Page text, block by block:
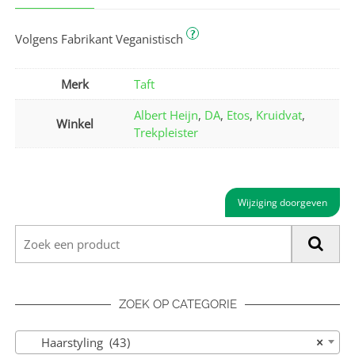
Volgens Fabrikant Veganistisch ?
Merk Taft
Winkel
Albert Heijn, DA, Etos, Kruidvat,
Trekpleister
Wijziging doorgeven
ZOEK OP CATEGORIE
×
Haarstyling (43)